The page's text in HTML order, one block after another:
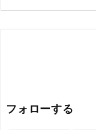
フォローする